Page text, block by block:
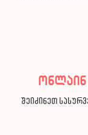
ონლაინ
შეიძინეთ